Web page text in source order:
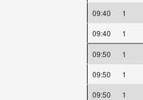
09:40
1
09:40
1
09:50 1
09:50
1
09:50
1